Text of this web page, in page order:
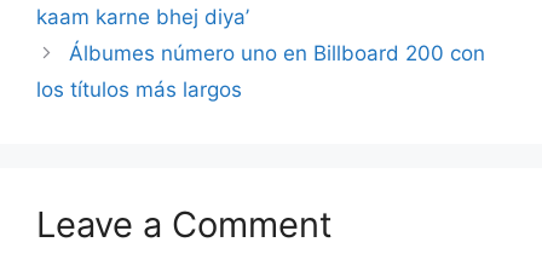
kaam karne bhej diya’
Álbumes número uno en Billboard 200 con
los títulos más largos
Leave a Comment